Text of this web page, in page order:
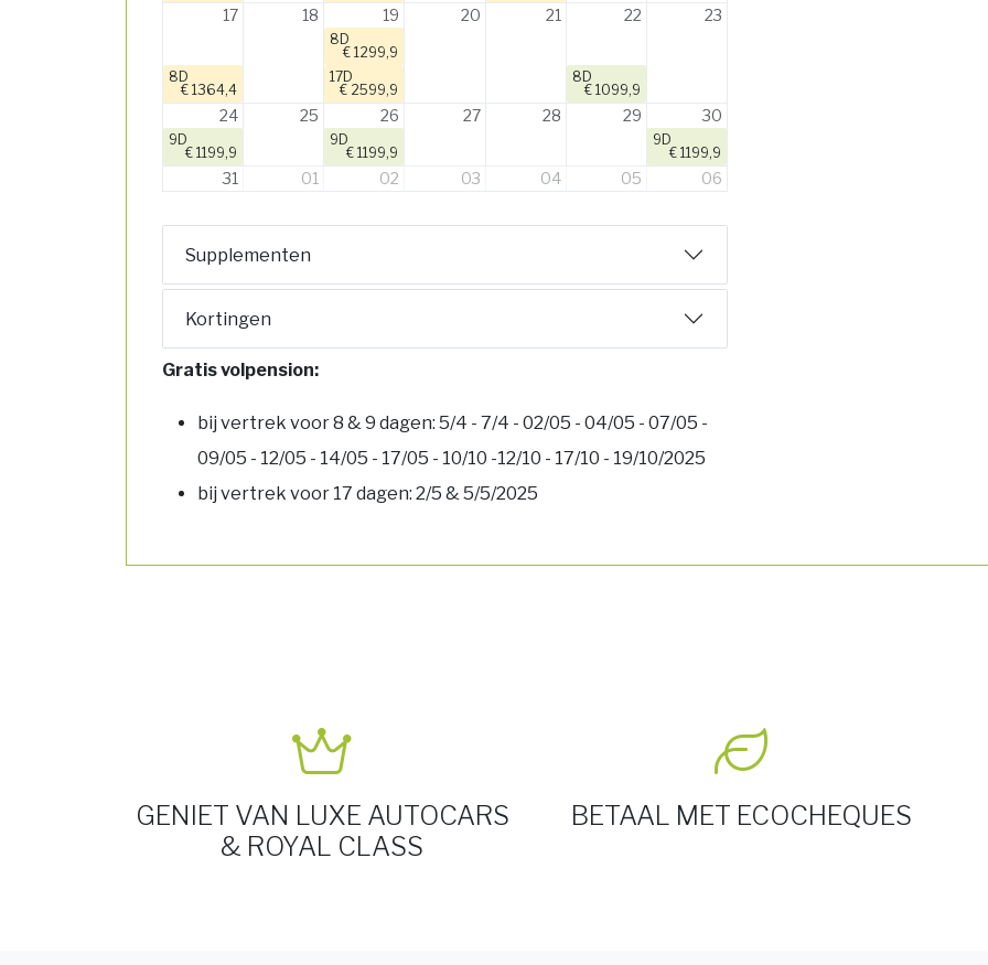
17
8D
€ 1364,4
18 19
8D
€ 1299,9
17D
€ 2599,9
20 21 22
8D
€ 1099,9
23
24
9D
€ 1199,9
25 26
9D
€ 1199,9
27 28 29 30
9D
€ 1199,9
31 01 02 03 04 05 06
Supplementen
Kortingen
Gratis volpension:
bij vertrek voor 8 & 9 dagen: 5/4 - 7/4 - 02/05 - 04/05 - 07/05 -
09/05 - 12/05 - 14/05 - 17/05 - 10/10 -12/10 - 17/10 - 19/10/2025
bij vertrek voor 17 dagen: 2/5 & 5/5/2025
GENIET VAN LUXE AUTOCARS
& ROYAL CLASS
BETAAL MET ECOCHEQUES